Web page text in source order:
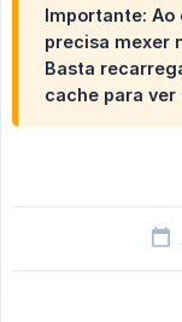
Importante: Ao
precisa mexer
Basta
cache para ver